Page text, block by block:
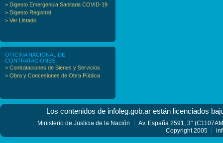
> Digesto Emergencia Sanitaria COVID-19
> Digesto Registral
> Ver Listado
OFICINA NACIONAL DE
CONTRATACIONES
> Contrataciones de Bienes y Servicios
> Obra y Concesiones de Obra Pública
Los contenidos de infoleg.gob.ar están licenciados
Ministerio de Justicia de la Nación
Av. España 2591, 3°
Copyright 2005